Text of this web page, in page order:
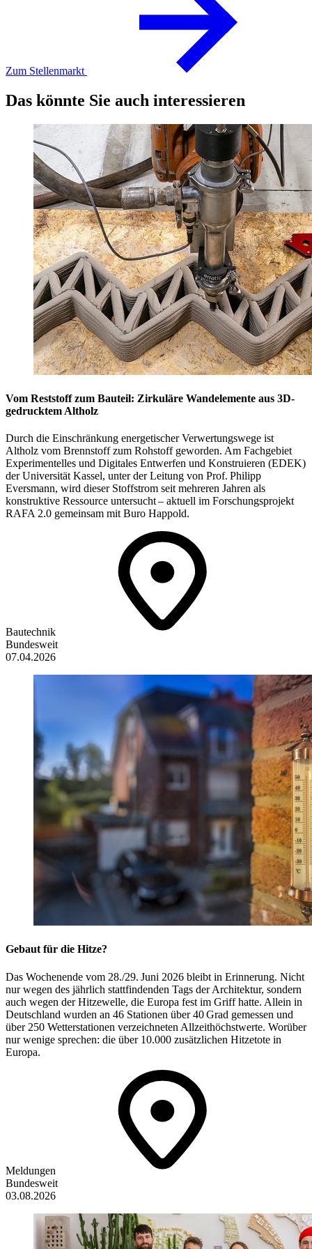
Zum Stellenmarkt
Das könnte Sie auch interessieren
Vom Reststoff zum Bauteil: Zirkuläre Wandelemente aus 3D-
gedrucktem Altholz
Durch die Einschränkung energetischer Verwertungswege ist
Altholz vom Brennstoff zum Rohstoff geworden. Am Fachgebiet
Experimentelles und Digitales Entwerfen und Konstruieren (EDEK)
der Universität Kassel, unter der Leitung von Prof. Philipp
Eversmann, wird dieser Stoffstrom seit mehreren Jahren als
konstruktive Ressource untersucht – aktuell im Forschungsprojekt
RAFA 2.0 gemeinsam mit Buro Happold.
Bautechnik
Bundesweit
07.04.2026
Gebaut für die Hitze?
Das Wochenende vom 28./29. Juni 2026 bleibt in Erinnerung. Nicht
nur wegen des jährlich stattfindenden Tags der Architektur, sondern
auch wegen der Hitzewelle, die Europa fest im Griff hatte. Allein in
Deutschland wurden an 46 Stationen über 40 Grad gemessen und
über 250 Wetterstationen verzeichneten Allzeithöchstwerte. Worüber
nur wenige sprechen: die über 10.000 zusätzlichen Hitzetote in
Europa.
Meldungen
Bundesweit
03.08.2026